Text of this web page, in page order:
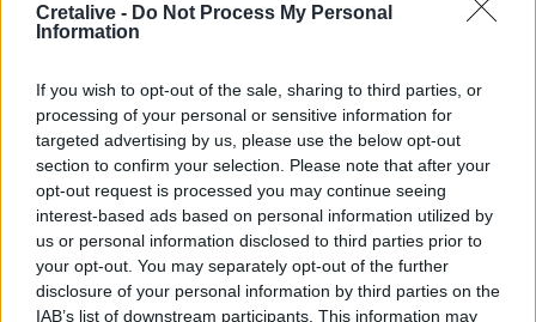
Cretalive - Do Not Process My Personal
Information
If you wish to opt-out of the sale, sharing to third parties, or
processing of your personal or sensitive information for
targeted advertising by us, please use the below opt-out
section to confirm your selection. Please note that after your
opt-out request is processed you may continue seeing
interest-based ads based on personal information utilized by
us or personal information disclosed to third parties prior to
your opt-out. You may separately opt-out of the further
disclosure of your personal information by third parties on the
IAB’s list of downstream participants. This information may
08:12
08:05
Επικίνδυνο “κοκτέιλ” μελτεμιών και ζέστης το
Σαββατοκύριακο – Και η Κρήτη στο “κόκκινο” για φωτιές
Ο Ζελένσκι ευχαρίστησε την αμερικανική Γερουσία για
το νομοσχέδιο επιβολής κυρώσεων στη Ρωσία